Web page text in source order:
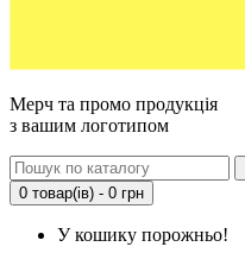
Мерч та промо продукція
з вашим логотипом
0 товар(ів) - 0 грн
У кошику порожньо!